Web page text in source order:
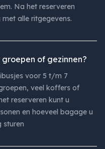
Na het reserveren
alle ritgegevens.
of gezinnen?
voor 5 t/m 7
veel koffers of
reserveren kunt u
en hoeveel bagage u
sturen